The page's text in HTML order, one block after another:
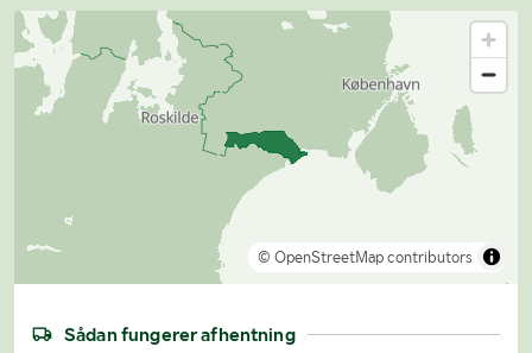
© OpenStreetMap contributors
Sådan fungerer afhentning